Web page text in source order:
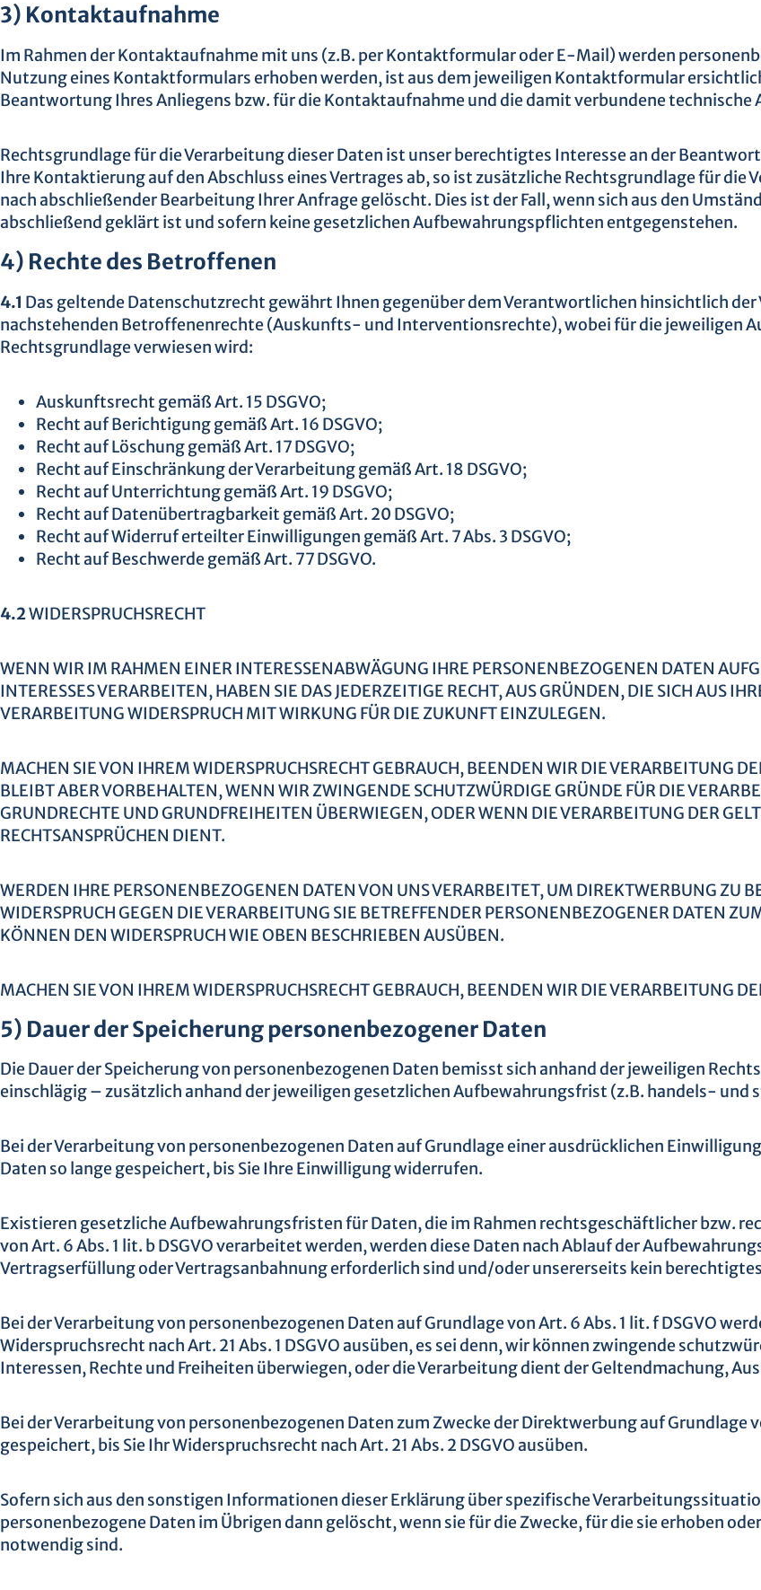
3) Kontaktaufnahme
Im Rahmen der Kontaktaufnahme mit uns (z.B. per Kontaktformular oder E-Mail) werden
Nutzung eines Kontaktformulars erhoben werden, ist aus dem jeweiligen Kontaktformular
Beantwortung Ihres Anliegens bzw. für die Kontaktaufnahme und die damit verbundene
Rechtsgrundlage für die Verarbeitung dieser Daten ist unser berechtigtes Interesse an der
Ihre Kontaktierung auf den Abschluss eines Vertrages ab, so ist zusätzliche Rechtsgrundlage für die
nach abschließender Bearbeitung Ihrer Anfrage gelöscht. Dies ist der Fall, wenn sich aus den
abschließend geklärt ist und sofern keine gesetzlichen Aufbewahrungspflichten entgegenstehen.
4) Rechte des Betroffenen
4.1 Das geltende Datenschutzrecht gewährt Ihnen gegenüber dem Verantwortlichen hinsichtlich
nachstehenden Betroffenenrechte (Auskunfts- und Interventionsrechte), wobei für die jeweiligen
Rechtsgrundlage verwiesen wird:
Auskunftsrecht gemäß Art. 15 DSGVO;
Recht auf Berichtigung gemäß Art. 16 DSGVO;
Recht auf Löschung gemäß Art. 17 DSGVO;
Recht auf Einschränkung der Verarbeitung gemäß Art. 18 DSGVO;
Recht auf Unterrichtung gemäß Art. 19 DSGVO;
Recht auf Datenübertragbarkeit gemäß Art. 20 DSGVO;
Recht auf Widerruf erteilter Einwilligungen gemäß Art. 7 Abs. 3 DSGVO;
Recht auf Beschwerde gemäß Art. 77 DSGVO.
4.2WIDERSPRUCHSRECHT
WENN WIR IM RAHMEN EINER INTERESSENABWÄGUNG IHRE PERSONENBEZOGENEN DATEN
INTERESSES VERARBEITEN, HABEN SIE DAS JEDERZEITIGE RECHT, AUS GRÜNDEN, DIE SICH AUS
VERARBEITUNG WIDERSPRUCH MIT WIRKUNG FÜR DIE ZUKUNFT EINZULEGEN.
MACHEN SIE VON IHREM WIDERSPRUCHSRECHT GEBRAUCH, BEENDEN WIR DIE VERARBEITUNG
BLEIBT ABER VORBEHALTEN, WENN WIR ZWINGENDE SCHUTZWÜRDIGE GRÜNDE FÜR DIE
GRUNDRECHTE UND GRUNDFREIHEITEN ÜBERWIEGEN, ODER WENN DIE VERARBEITUNG DER
RECHTSANSPRÜCHEN DIENT.
WERDEN IHRE PERSONENBEZOGENEN DATEN VON UNS VERARBEITET, UM DIREKTWERBUNG ZU
WIDERSPRUCH GEGEN DIE VERARBEITUNG SIE BETREFFENDER PERSONENBEZOGENER DATEN
KÖNNEN DEN WIDERSPRUCH WIE OBEN BESCHRIEBEN AUSÜBEN.
MACHEN SIE VON IHREM WIDERSPRUCHSRECHT GEBRAUCH, BEENDEN WIR DIE VERARBEITUNG
5) Dauer der Speicherung personenbezogener Daten
Die Dauer der Speicherung von personenbezogenen Daten bemisst sich anhand der jeweiligen
einschlägig – zusätzlich anhand der jeweiligen gesetzlichen Aufbewahrungsfrist (z.B. handels-
Bei der Verarbeitung von personenbezogenen Daten auf Grundlage einer ausdrücklichen
Daten so lange gespeichert, bis Sie Ihre Einwilligung widerrufen.
Existieren gesetzliche Aufbewahrungsfristen für Daten, die im Rahmen rechtsgeschäftlicher bzw.
von Art. 6 Abs. 1 lit. b DSGVO verarbeitet werden, werden diese Daten nach Ablauf der
Vertragserfüllung oder Vertragsanbahnung erforderlich sind und/oder unsererseits kein
Bei der Verarbeitung von personenbezogenen Daten auf Grundlage von Art. 6 Abs. 1 lit. f DSGVO
Widerspruchsrecht nach Art. 21 Abs. 1 DSGVO ausüben, es sei denn, wir können zwingende
Interessen, Rechte und Freiheiten überwiegen, oder die Verarbeitung dient der Geltendmachung,
Bei der Verarbeitung von personenbezogenen Daten zum Zwecke der Direktwerbung auf Grundlage
gespeichert, bis Sie Ihr Widerspruchsrecht nach Art. 21 Abs. 2 DSGVO ausüben.
Sofern sich aus den sonstigen Informationen dieser Erklärung über spezifische
personenbezogene Daten im Übrigen dann gelöscht, wenn sie für die Zwecke, für die sie erhoben
notwendig sind.